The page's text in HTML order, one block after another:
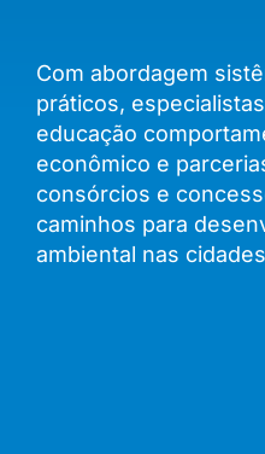
Com abordagem
práticos,
educação
econômico e
consórcios e
caminhos para
ambiental nas